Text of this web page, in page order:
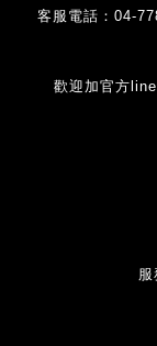
客服電話：04-
歡迎加官方line
服